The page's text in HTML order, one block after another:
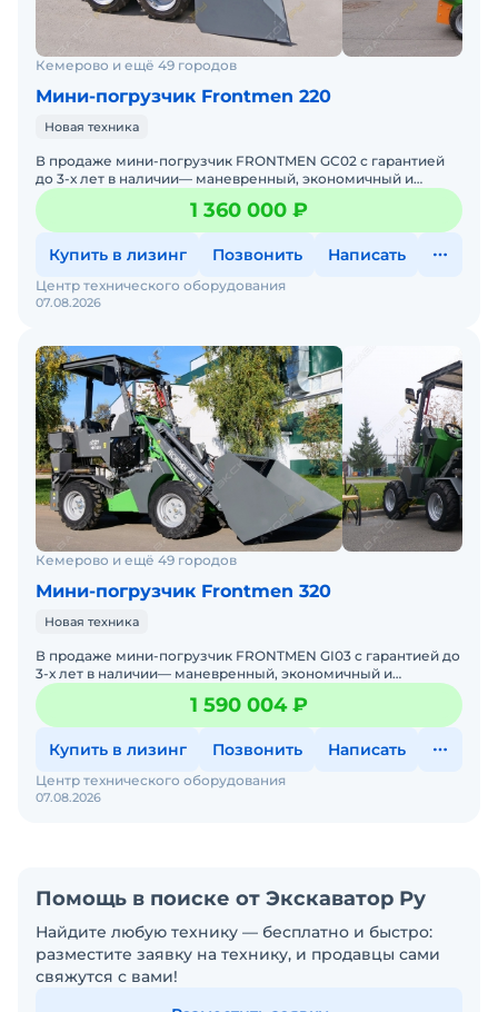
Кемерово и ещё 49 городов
Мини-погрузчик Frontmen 220
Новая техника
В продаже мини-погрузчик FRONTMEN GC02 с гарантией
до 3-х лет в наличии— маневренный, экономичный и
выносливый. Идеальный помощник для задач любой
сложности на
1 360 000 ₽
Купить в лизинг Позвонить Написать
07.08.2026
Центр технического оборудования
Кемерово и ещё 49 городов
Мини-погрузчик Frontmen 320
Новая техника
В продаже мини-погрузчик FRONTMEN GI03 с гарантией до
3-х лет в наличии— маневренный, экономичный и
выносливый. Идеальный помощник для задач любой
сложности на
1 590 004 ₽
Купить в лизинг Позвонить Написать
07.08.2026
Центр технического оборудования
Помощь в поиске от Экскаватор Ру
Найдите любую технику — бесплатно и быстро:
разместите заявку на технику, и продавцы сами
свяжутся с вами!